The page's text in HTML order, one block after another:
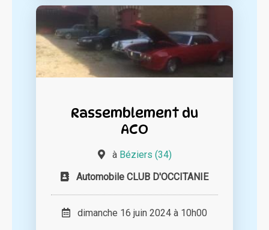
Rassemblement du
ACO
à Béziers (34)
Automobile CLUB D'OCCITANIE
dimanche 16 juin 2024 à 10h00